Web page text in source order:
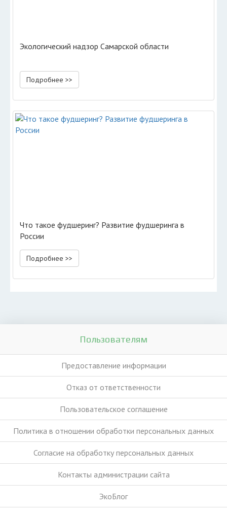
Экологический надзор Самарской области
Подробнее >>
Что такое фудшеринг? Развитие фудшеринга в
России
Подробнее >>
Пользователям
Предоставление информации
Отказ от ответственности
Пользовательское соглашение
Политика в отношении обработки персональных данных
Согласие на обработку персональных данных
Контакты администрации сайта
ЭкоБлог